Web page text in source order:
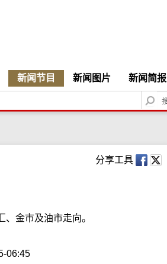
新闻节目 新闻图片 新闻简报
S
e
c
h
分享工具
、金市及油市走向。
06:45